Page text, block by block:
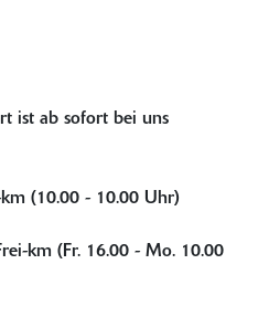
ist ab sofort bei uns
(10.00 - 10.00 Uhr)
km (Fr. 16.00 - Mo. 10.00